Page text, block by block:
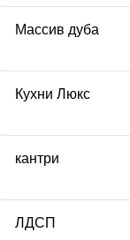
Массив дуба
Кухни Люкс
кантри
ЛДСП